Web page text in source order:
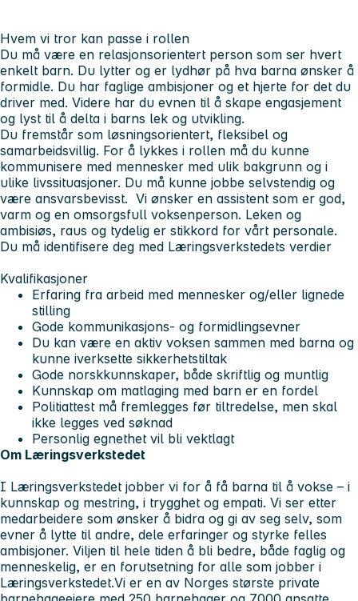
Hvem vi tror kan passe i rollen
Du må være en relasjonsorientert person som ser hvert
enkelt barn. Du lytter og er lydhør på hva barna ønsker å
formidle. Du har faglige ambisjoner og et hjerte for det du
driver med. Videre har du evnen til å skape engasjement
og lyst til å delta i barns lek og utvikling.
Du fremstår som løsningsorientert, fleksibel og
samarbeidsvillig. For å lykkes i rollen må du kunne
kommunisere med mennesker med ulik bakgrunn og i
ulike livssituasjoner. Du må kunne jobbe selvstendig og
være ansvarsbevisst. Vi ønsker en assistent som er god,
varm og en omsorgsfull voksenperson. Leken og
ambisiøs, raus og tydelig er stikkord for vårt personale.
Du må identifisere deg med Læringsverkstedets verdier
Kvalifikasjoner
Erfaring fra arbeid med mennesker og/eller lignede
stilling
Gode kommunikasjons- og formidlingsevner
Du kan være en aktiv voksen sammen med barna og
kunne iverksette sikkerhetstiltak
Gode norskkunnskaper, både skriftlig og muntlig
Kunnskap om matlaging med barn er en fordel
Politiattest må fremlegges før tiltredelse, men skal
ikke legges ved søknad
Personlig egnethet vil bli vektlagt
Om Læringsverkstedet
I Læringsverkstedet jobber vi for å få barna til å vokse – i
kunnskap og mestring, i trygghet og empati. Vi ser etter
medarbeidere som ønsker å bidra og gi av seg selv, som
evner å lytte til andre, dele erfaringer og styrke felles
ambisjoner. Viljen til hele tiden å bli bedre, både faglig og
menneskelig, er en forutsetning for alle som jobber i
Læringsverkstedet.Vi er en av Norges største private